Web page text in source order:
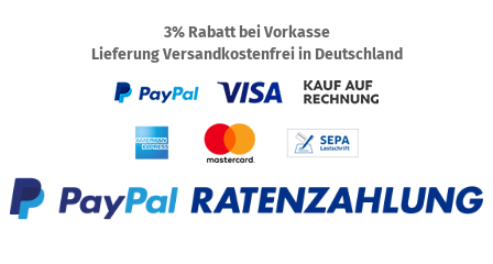
3% Rabatt bei Vorkasse
Lieferung Versandkostenfrei in Deutschland